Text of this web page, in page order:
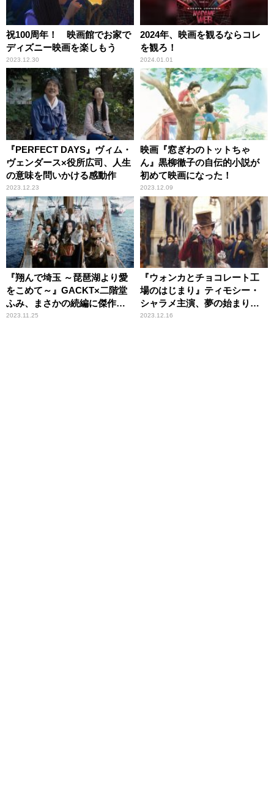
祝100周年！ 映画館でお家で
ディズニー映画を楽しもう
2023.12.30
2024年、映画を観るならコレ
を観ろ！
2024.01.01
『PERFECT DAYS』ヴィム・
ヴェンダース×役所広司、人生
の意味を問いかける感動作
2023.12.23
映画『窓ぎわのトットちゃ
ん』黒柳徹子の自伝的小説が
初めて映画になった！
2023.12.09
『翔んで埼玉 ～琵琶湖より愛
をこめて～』GACKT×二階堂
ふみ、まさかの続編に傑作の
予感
2023.11.25
『ウォンカとチョコレート工
場のはじまり』ティモシー・
シャラメ主演、夢の始まりの
物語
2023.12.16